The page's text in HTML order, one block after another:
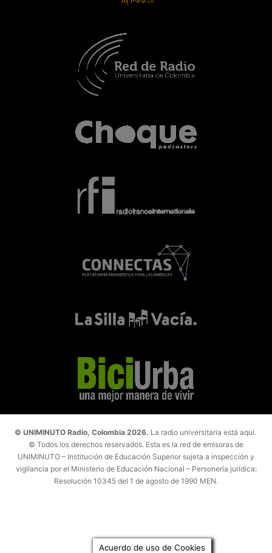
© UNIMINUTO Radio, Colombia 2026. La radio universitaria está aquí.
© Todos los derechos reservados. Esta es la red de emisoras de
UNIMINUTO – Institución de Educación Superior sujeta a inspección y
vigilancia por el Ministerio de Educación Nacional – Personería jurídica:
Resolución 10345 del 1 de agosto de 1990 MEN.
Acuerdo de uso de Cookies